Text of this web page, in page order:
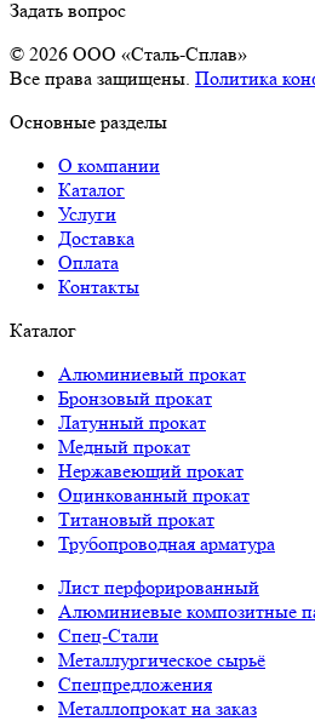
Задать вопрос
© 2026 OOO «Сталь-Сплав»
Все права защищены. Политика
Основные разделы
О компании
Каталог
Услуги
Доставка
Оплата
Контакты
Каталог
Алюминиевый прокат
Бронзовый прокат
Латунный прокат
Медный прокат
Нержавеющий прокат
Оцинкованный прокат
Титановый прокат
Трубопроводная арматура
Лист перфорированный
Алюминиевые композитные
Спец-Стали
Металлургическое сырьё
Спецпредложения
Металлопрокат на заказ